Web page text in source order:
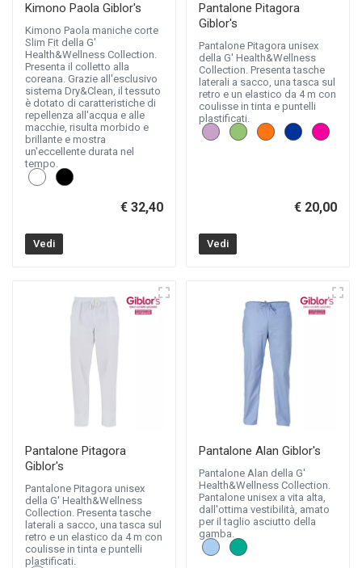
Kimono Paola Giblor's
Kimono Paola maniche corte
Slim Fit della G'
Health&Wellness Collection.
Presenta il colletto alla
coreana. Grazie all'esclusivo
sistema Dry&Clean, il tessuto
è dotato di caratteristiche di
repellenza all'acqua e alle
macchie, risulta morbido e
brillante e mostra
un'eccellente durata nel
tempo.
€ 32,40
Vedi
Pantalone Pitagora
Giblor's
Pantalone Pitagora unisex
della G' Health&Wellness
Collection. Presenta tasche
laterali a sacco, una tasca sul
retro e un elastico da 4 m con
coulisse in tinta e puntelli
plastificati.
€ 20,00
Vedi
Pantalone Pitagora
Giblor's
Pantalone Pitagora unisex
della G' Health&Wellness
Collection. Presenta tasche
laterali a sacco, una tasca sul
retro e un elastico da 4 m con
coulisse in tinta e puntelli
plastificati.
Pantalone Alan Giblor's
Pantalone Alan della G'
Health&Wellness Collection.
Pantalone unisex a vita alta,
dall'ottima vestibilità, amato
per il taglio asciutto della
gamba.